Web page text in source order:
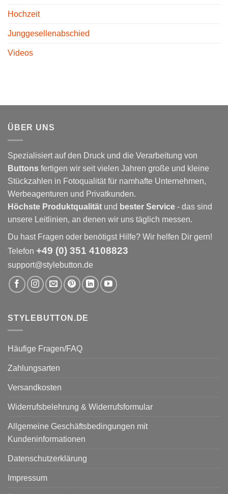
Hochzeit
Junggesellenabschied
Videos
ÜBER UNS
Spezialisiert auf den Druck und die Verarbeitung von
Buttons fertigen wir seit vielen Jahren große und kleine
Stückzahlen in Fotoqualität für namhafte Unternehmen,
Werbeagenturen und Privatkunden.
Höchste Produktqualität und bester Service - das sind
unsere Leitlinien, an denen wir uns täglich messen.
Du hast Fragen oder benötigst Hilfe? Wir helfen Dir gern!
Telefon +49 (0) 351 4108823
support@stylebutton.de
STYLEBUTTON.DE
Häufige Fragen/FAQ
Zahlungsarten
Versandkosten
Widerrufsbelehrung & Widerrufsformular
Allgemeine Geschäftsbedingungen mit
Kundeninformationen
Datenschutzerklärung
Impressum